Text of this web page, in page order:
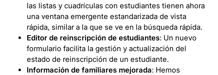
las listas y cuadrículas con estudiantes tienen ahora
una ventana emergente estandarizada de vista
rápida, similar a la que se ve en la búsqueda rápida.
Editor de reinscripción de estudiantes: Un nuevo
formulario facilita la gestión y actualización del
estado de reinscripción de un estudiante.
Información de familiares mejorada: Hemos